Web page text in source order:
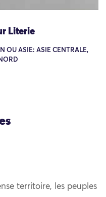
Literie
OU ASIE: ASIE CENTRALE,
territoire, les peuples